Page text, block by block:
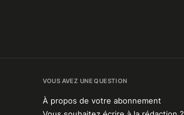
VOUS AVEZ UNE QUESTION
À propos de votre abonnement